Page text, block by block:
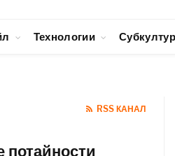
Технологии
RSS КАНАЛ